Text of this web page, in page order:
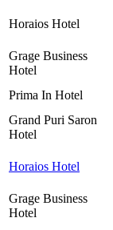
Horaios Hotel
Grage Business
Hotel
Prima In Hotel
Grand Puri Saron
Hotel
Horaios Hotel
Grage Business
Hotel